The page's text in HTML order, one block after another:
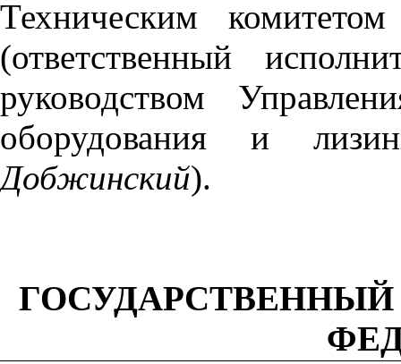
Техническим
(ответственный
руководством
оборудования и
Добжинский).